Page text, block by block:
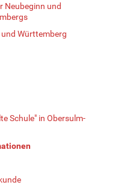
Neubeginn und
Württemberg
Schule" in Obersulm-